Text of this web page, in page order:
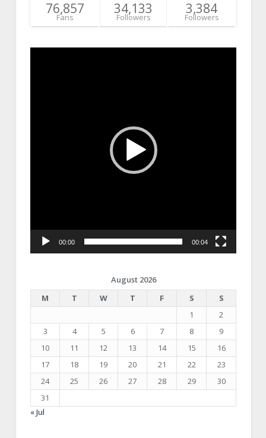
76,857
Fans
34,133
Followers
3,384
Followers
00:00 00:04
August 2026
M
T W T F S
S
1
2
3
4 5 6 7 8
9
10
11 12 13 14 15
16
17
18 19 20 21 22
23
24
25 26 27 28 29
30
31
« Jul